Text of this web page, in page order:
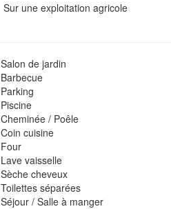
Sur une exploitation agricole
Salon de jardin
Barbecue
Parking
Piscine
Cheminée / Poêle
Coin cuisine
Four
Lave vaisselle
Sèche cheveux
Toilettes séparées
Séjour / Salle à manger